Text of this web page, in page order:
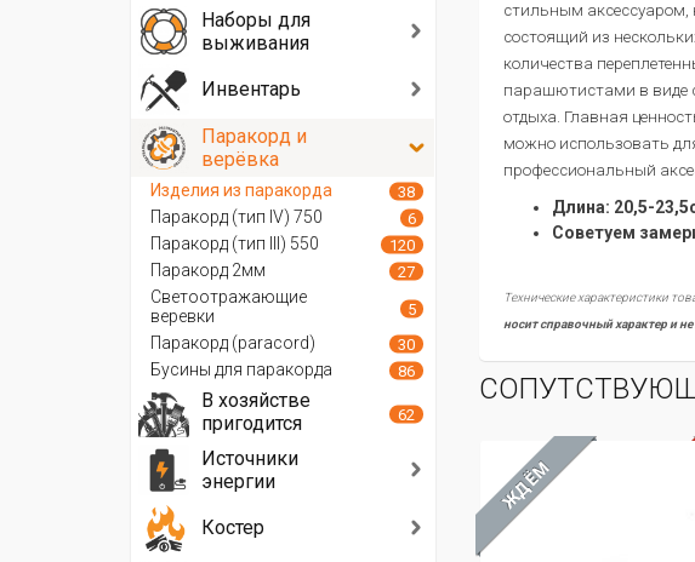
стильным
состоящий из
количества
парашютистами в виде
отдыха. Главная
можно использовать
профессиональный
Длина: 20,5-
Советуем
Технические характеристики
носит справочный характер и
ЖДЁМ
Наборы для
выживания
Инвентарь
Паракорд и
верёвка
Изделия из паракорда 38
Паракорд (тип IV) 750 6
Паракорд (тип III) 550 120
Паракорд 2мм 27
Светоотражающие
веревки
5
Паракорд (paracord) 30
Бусины для паракорда 86
В хозяйстве
пригодится
62
Источники
энергии
Костер